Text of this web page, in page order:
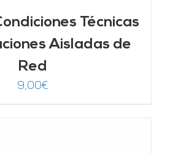
Técnicas
Aisladas de
Red
9,00€